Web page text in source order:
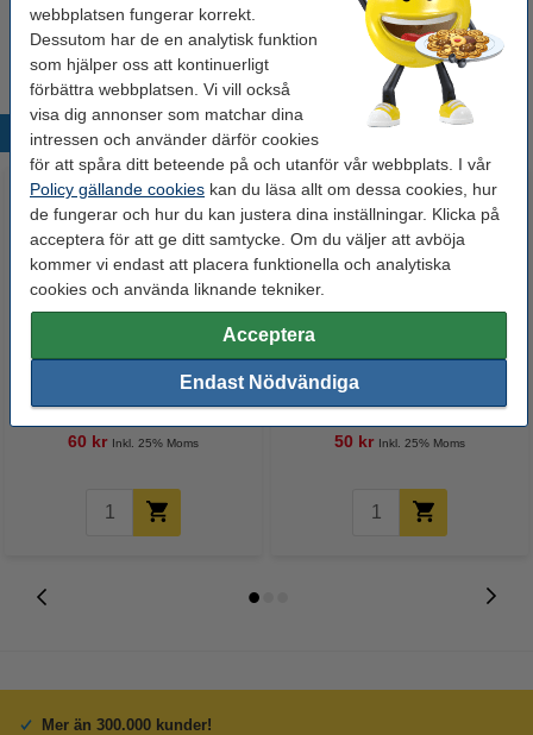
webbplatsen fungerar korrekt.
Dessutom har de en analytisk funktion
som hjälper oss att kontinuerligt
förbättra webbplatsen. Vi vill också
visa dig annonser som matchar dina
intressen och använder därför cookies
för att spåra ditt beteende på och utanför vår webbplats. I vår
Policy gällande cookies kan du läsa allt om dessa cookies, hur
de fungerar och hur du kan justera dina inställningar. Klicka på
acceptera för att ge ditt samtycke. Om du väljer att avböja
kommer vi endast att placera funktionella och analytiska
cookies och använda liknande tekniker.
Acceptera
Endast Nödvändiga
Beställ
Populära produkter
Whiteboardpenna 2.5mm |
123ink | sorterade färger | 4st
60 kr Inkl. 25% Moms
Märkpenna permanent 2.5mm |
50 kr Inkl. 25% Moms
Mer än 300.000 kunder!